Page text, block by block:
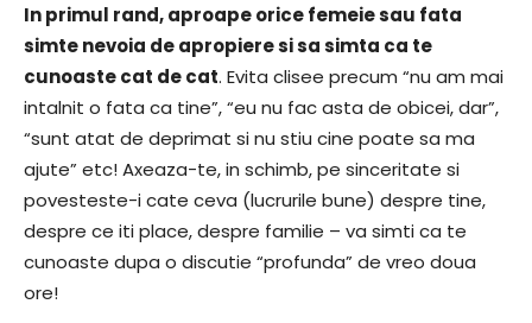
In primul rand, aproape orice femeie sau fata
simte nevoia de apropiere si sa simta ca te
cunoaste cat de cat. Evita clisee precum “nu am mai
intalnit o fata ca tine”, “eu nu fac asta de obicei, dar”,
“sunt atat de deprimat si nu stiu cine poate sa ma
ajute” etc! Axeaza-te, in schimb, pe sinceritate si
povesteste-i cate ceva (lucrurile bune) despre tine,
despre ce iti place, despre familie – va simti ca te
cunoaste dupa o discutie “profunda” de vreo doua
ore!